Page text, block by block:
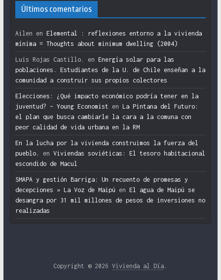
Últimos comentarios
Ailen en Elemental : reflexiones entorno a la vivienda
mínima = Thoughts about minimum dwelling (2004)
Luis Rojas Castillo. en Energía solar para las
poblaciones. Estudiantes de la U. de Chile enseñan a la
comunidad a construir sus propios colectores
Elecciones: ¿Qué impacto económico podría tener en la
juventud? – Young Economist en La Pintana del Futuro:
el plan que busca cambiarle la cara a la comuna con
peor calidad de vida urbana en la RM
En la lucha por la vivienda construimos la fuerza del
pueblo.
en Viviendas soviéticas: El tesoro habitacional
escondido de Macul
SMAPA y gestión Barriga: Un recuento de promesas y
decepciones » La Voz de Maipú en El agua de Maipú se
desangra por 31 mil millones de pesos de inversiones no
realizadas
Copyright © 2026Vivienda al Día .